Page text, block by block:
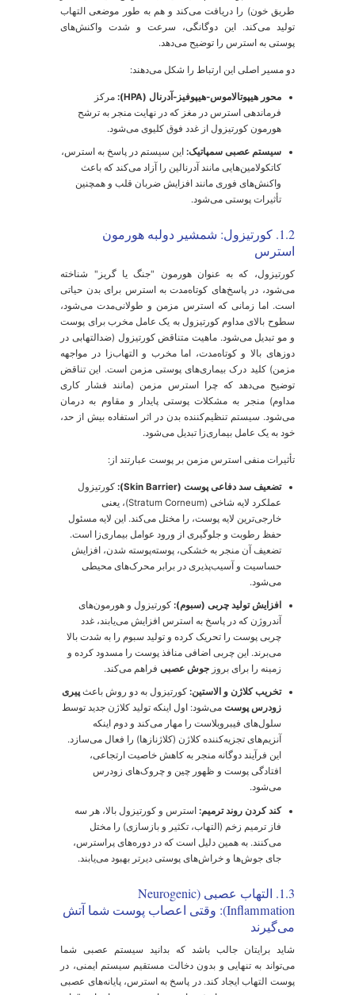
واکنش نشان می‌دهد. این فرآیند از طریق چندین مسیر
پیچیده اما قابل درک اتفاق می‌افتد.
1.1. سایکونوروایمونولوژی
(Psychoneuroimmunology): مکالمه پنهان بین
و پوست
(Psycho)، سیستم عصبی (Neuro) و سیستم ایمنی
(Immunology) می‌پردازد. پوست صرفاً یک پوشش محافظ
بلکه یک عضو ایمنی فعال است که به طور مستقیم با
نیست، بلکه یک شرکت‌کننده فعال در پاسخ به آن
پوست دارای یک سیستم عصبی-ایمنی-غدد درون‌ریز
است که به استرس واکنش نشان می‌دهد. این بدان
که پوست هم سیگنال‌های استرس سیستمیک (از
خون) را دریافت می‌کند و هم به طور موضعی التهاب
می‌کند. این دوگانگی، سرعت و شدت واکنش‌های
به استرس را توضیح می‌دهد.
مسیر اصلی این ارتباط را شکل می‌دهند:
محور هیپوتالاموس-هیپوفیز-آدرنال (HPA):
مرکز
فرماندهی استرس در مغز که در نهایت منجر به ترشح
هورمون کورتیزول از غدد فوق کلیوی می‌شود.
سیستم عصبی سمپاتیک:این سیستم در پاسخ به استرس،
کاتکولامین‌هایی مانند آدرنالین را آزاد می‌کند که باعث
واکنش‌های فوری مانند افزایش ضربان قلب و همچنین
تأثیرات پوستی می‌شود.
1.2. کورتیزول: شمشیر دولبه هورمون
که به عنوان هورمون "جنگ یا گریز" شناخته
در پاسخ‌های کوتاه‌مدت به استرس برای بدن حیاتی
اما زمانی که استرس مزمن و طولانی‌مدت می‌شود،
بالای مداوم کورتیزول به یک عامل مخرب برای پوست
مو تبدیل می‌شود. ماهیت متناقض کورتیزول (ضدالتهابی در
بالا و کوتاه‌مدت، اما مخرب و التهاب‌زا در مواجهه
کلید درک بیماری‌های پوستی مزمن است. این تناقض
می‌دهد که چرا استرس مزمن (مانند فشار کاری
منجر به مشکلات پوستی پایدار و مقاوم به درمان
سیستم تنظیم‌کننده بدن در اثر استفاده بیش از حد،
به یک عامل بیماری‌زا تبدیل می‌شود.
منفی استرس مزمن بر پوست عبارتند از:
تضعیف سد دفاعی پوست (Skin Barrier):
کورتیزول
عملکرد لایه شاخی (Stratum Corneum)، یعنی
خارجی‌ترین لایه پوست، را مختل می‌کند. این لایه مسئول
حفظ رطوبت و جلوگیری از ورود عوامل بیماری‌زا است.
تضعیف آن منجر به خشکی، پوسته‌پوسته شدن، افزایش
حساسیت و آسیب‌پذیری در برابر محرک‌های محیطی